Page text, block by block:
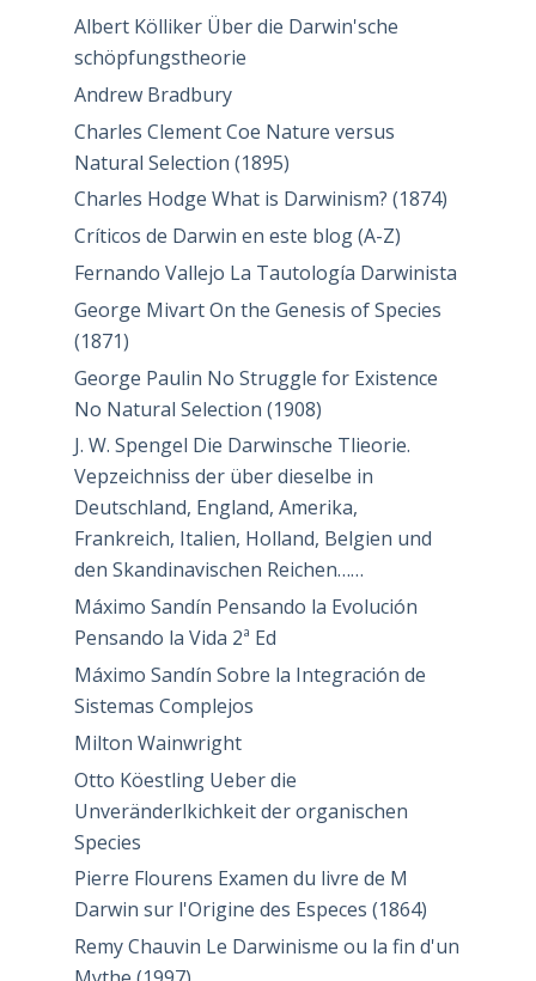
Albert Kölliker Über die Darwin'sche
schöpfungstheorie
Andrew Bradbury
Charles Clement Coe Nature versus
Natural Selection (1895)
Charles Hodge What is Darwinism? (1874)
Críticos de Darwin en este blog (A-Z)
Fernando Vallejo La Tautología Darwinista
George Mivart On the Genesis of Species
(1871)
George Paulin No Struggle for Existence
No Natural Selection (1908)
J. W. Spengel Die Darwinsche Tlieorie.
Vepzeichniss der über dieselbe in
Deutschland, England, Amerika,
Frankreich, Italien, Holland, Belgien und
den Skandinavischen Reichen……
Máximo Sandín Pensando la Evolución
Pensando la Vida 2ª Ed
Máximo Sandín Sobre la Integración de
Sistemas Complejos
Milton Wainwright
Otto Köestling Ueber die
Unveränderlkichkeit der organischen
Species
Pierre Flourens Examen du livre de M
Darwin sur l'Origine des Especes (1864)
Remy Chauvin Le Darwinisme ou la fin d'un